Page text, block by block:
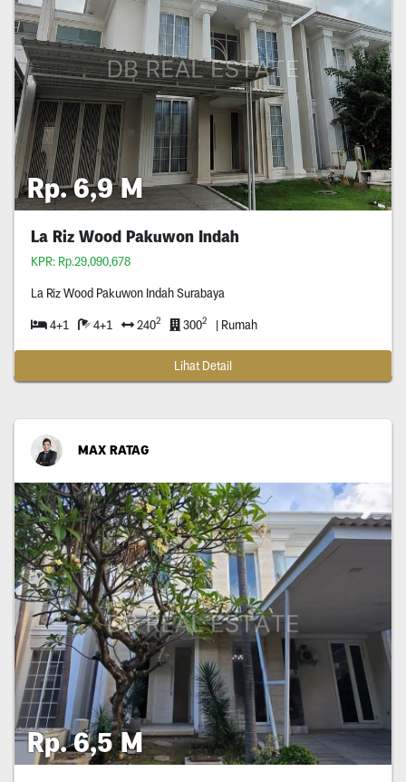
Rp. 6,9 M
La Riz Wood Pakuwon Indah
KPR: Rp.29,090,678
La Riz Wood Pakuwon Indah Surabaya
4+1 4+1 2402 3002 | Rumah
Lihat Detail
MAX RATAG
Rp. 6,5 M